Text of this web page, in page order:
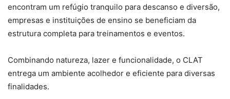
encontram um refúgio tranquilo para descanso e diversão,
empresas e instituições de ensino se beneficiam da
estrutura completa para treinamentos e eventos.
Combinando natureza, lazer e funcionalidade, o CLAT
entrega um ambiente acolhedor e eficiente para diversas
finalidades.